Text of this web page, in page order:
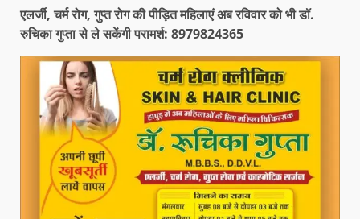
एलर्जी, चर्म रोग, गुप्त रोग की पीड़ित महिलाएं अब रविवार को भी डॉ.
रुचिका गुप्ता से ले सकेंगी परामर्श: 8979824365